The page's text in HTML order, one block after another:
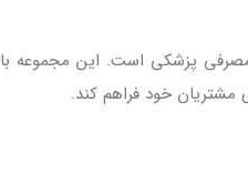
مصرفی پزشکی است. این مجموعه با
خود فراهم کند.